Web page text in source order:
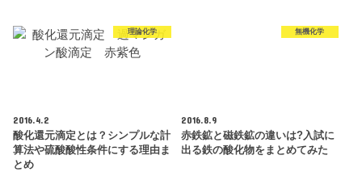
理論化学
2016.4.2
酸化還元滴定とは？シンプルな計
算法や硫酸酸性条件にする理由ま
とめ
無機化学
2016.8.9
赤鉄鉱と磁鉄鉱の違いは?入試に
出る鉄の酸化物をまとめてみた